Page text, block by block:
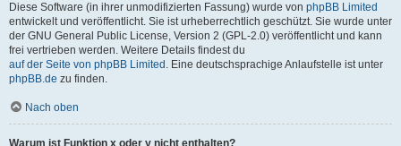
Diese Software (in ihrer unmodifizierten Fassung) wurde von phpBB Limited
entwickelt und veröffentlicht. Sie ist urheberrechtlich geschützt. Sie wurde unter
der GNU General Public License, Version 2 (GPL-2.0) veröffentlicht und kann
frei vertrieben werden. Weitere Details findest du
auf der Seite von phpBB Limited . Eine deutschsprachige Anlaufstelle ist unter
phpBB.de zu finden.
Nach oben
Warum ist Funktion x oder y nicht enthalten?